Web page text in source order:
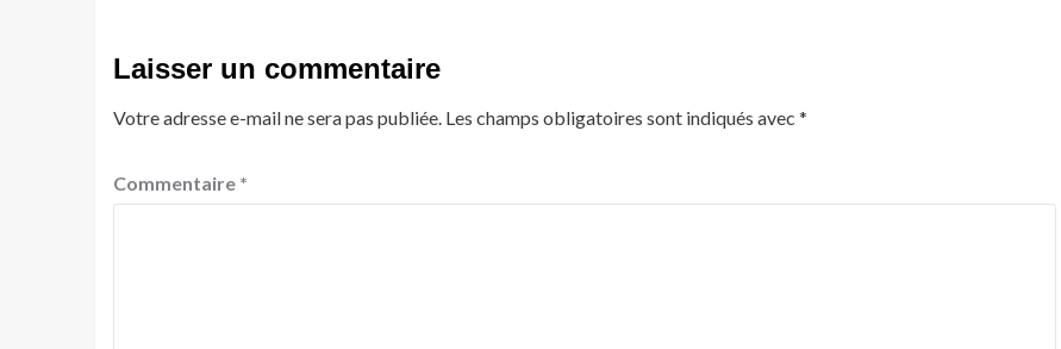
Laisser un commentaire
Votre adresse e-mail ne sera pas publiée. Les champs obligatoires sont indiqués avec *
Commentaire *